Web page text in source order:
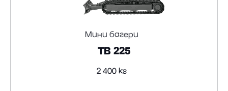
Мини багери
TB 225
2 400 кг